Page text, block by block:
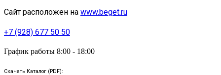
Сайт расположен на www.beget.ru
+7 (928) 677 50 50
График работы 8:00 - 18:00
Скачать Каталог (PDF):